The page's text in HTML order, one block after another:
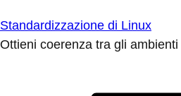
Standardizzazione di Linux
Ottieni coerenza tra gli